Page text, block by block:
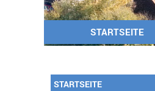
STARTSEITE
STARTSEITE